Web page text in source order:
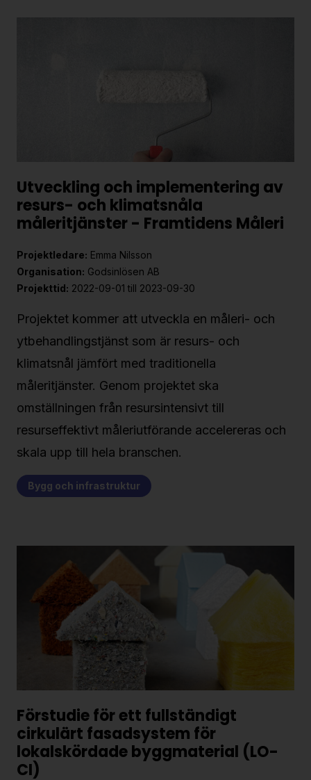
Utveckling och implementering av
resurs- och klimatsnåla
måleritjänster - Framtidens Måleri
Projektledare: Emma Nilsson
Organisation: Godsinlösen AB
Projekttid: 2022-09-01 till 2023-09-30
Projektet kommer att utveckla en måleri- och
ytbehandlingstjänst som är resurs- och
klimatsnål jämfört med traditionella
måleritjänster. Genom projektet ska
omställningen från resursintensivt till
resurseffektivt måleriutförande accelereras och
skala upp till hela branschen.
Bygg och infrastruktur
Förstudie för ett fullständigt
cirkulärt fasadsystem för
lokalskördade byggmaterial (LO-
CI)